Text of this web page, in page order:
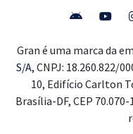
Gran é uma marca da
S/A, CNPJ: 18.260.822/
10, Edifício Carlton
Brasília-DF, CEP